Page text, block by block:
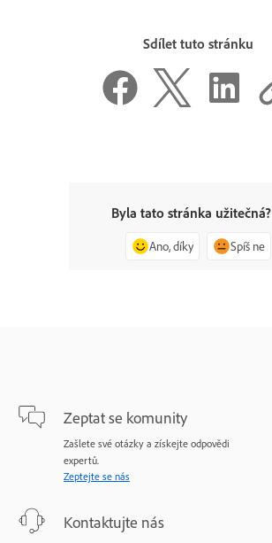
Sdílet tuto stránku
Byla tato stránka užitečná?
Ano, díky Spíš ne
Zeptat se komunity
Zašlete své otázky a získejte odpovědi
expertů.
Zeptejte se nás
Kontaktujte nás